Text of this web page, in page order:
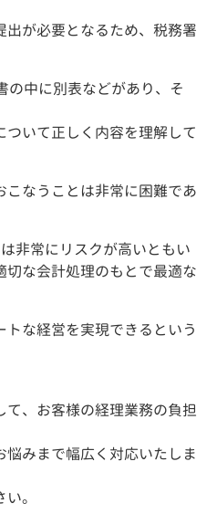
が必要となるため、税務署
の中に別表などがあり、そ
いて正しく内容を理解して
なうことは非常に困難であ
非常にリスクが高いともい
な会計処理のもとで最適な
な経営を実現できるという
、お客様の経理業務の負担
みまで幅広く対応いたしま
。